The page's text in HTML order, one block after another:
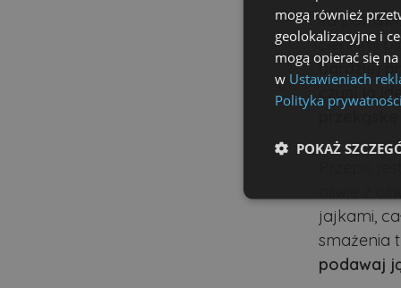
Ta
cienkimi
bardziej
czyni ją
Przepis
jajkami,
smażenia
podawaj
mogą również
geolokalizacyjne i
mogą opierać się
w Ustawieniach
Polityka prywatności
POKAŻ
Niezbędne